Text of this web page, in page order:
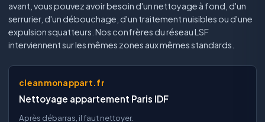
avant, vous pouvez avoir besoin d'un nettoyage à fond, d'un
serrurier, d'un débouchage, d'un traitement nuisibles ou d'une
expulsion squatteurs. Nos confrères du réseau LSF
interviennent sur les mêmes zones aux mêmes standards.
cleanmonappart.fr
Nettoyage appartement Paris IDF
Après débarras, il faut nettoyer.